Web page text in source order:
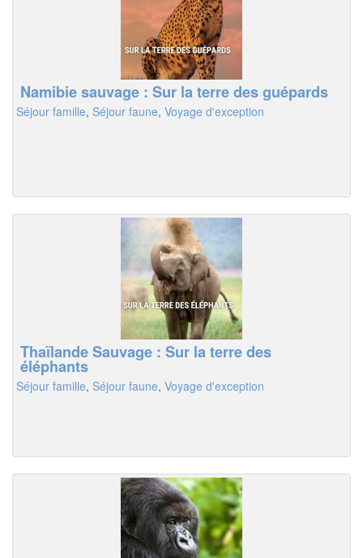
Namibie sauvage : Sur la terre des guépards
Séjour famille, Séjour faune, Voyage d'exception
Thaïlande Sauvage : Sur la terre des
éléphants
Séjour famille, Séjour faune, Voyage d'exception